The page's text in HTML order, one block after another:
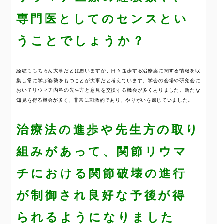
専門医としてのセンスとい
うことでしょうか？
経験ももちろん大事だとは思いますが、日々進歩する治療薬に関する情報を収
集し常に学ぶ姿勢をもつことが大事だと考えています。学会の会場や研究会に
おいてリウマチ内科の先生方と意見を交換する機会が多くありました。新たな
知見を得る機会が多く、非常に刺激的であり、やりがいを感じていました。
治療法の進歩や先生方の取り
組みがあって、関節リウマ
チにおける関節破壊の進行
が制御され良好な予後が得
られるようになりました